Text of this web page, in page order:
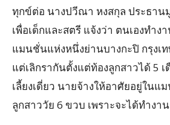
ทุกข์ต่อ นางปวีณา หงสกุล ประธา
เพื่อเด็กและสตรี แจ้งว่า ตนเองทำ
แมนชั่นแห่งหนึ่งย่านบางกะปิ กรุงเ
แต่เลิกรากันตั้งแต่ท้องลูกสาวได้ 5
เลี้ยงเดี่ยว นายจ้างให้อาศัยอยู่ในแ
ลูกสาววัย 6 ขวบ เพราะจะได้ทำงา